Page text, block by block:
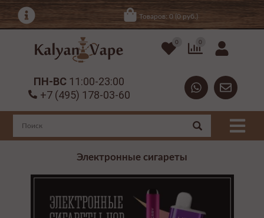
Товаров: 0 (0 руб.)
0 0
ПН-ВС 11:00-23:00
+7 (495) 178-03-60
Электронные сигареты